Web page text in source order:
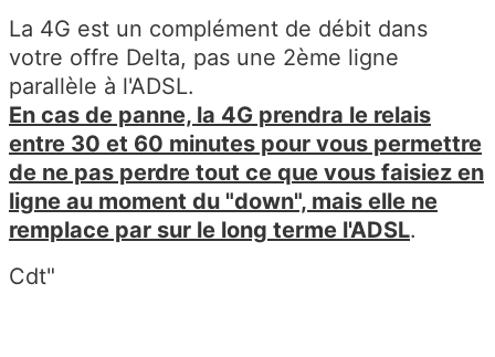
La 4G est un complément de débit dans
votre offre Delta, pas une 2ème ligne
parallèle à l'ADSL.
En cas de panne, la 4G prendra le relais
entre 30 et 60 minutes pour vous permettre
de ne pas perdre tout ce que vous faisiez en
ligne au moment du "down", mais elle ne
remplace par sur le long terme l'ADSL.
Cdt"